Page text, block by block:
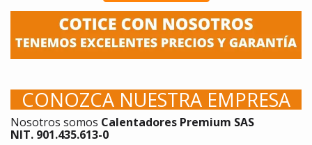
CONOZCA NUESTRA EMPRESA
Nosotros somos Calentadores Premium SAS
NIT. 901.435.613-0